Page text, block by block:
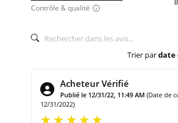
Contrôle & qualité
Trier pardate
Acheteur Vérifié
Publié le 12/31/22, 11:49 AM (Date de
12/31/2022)